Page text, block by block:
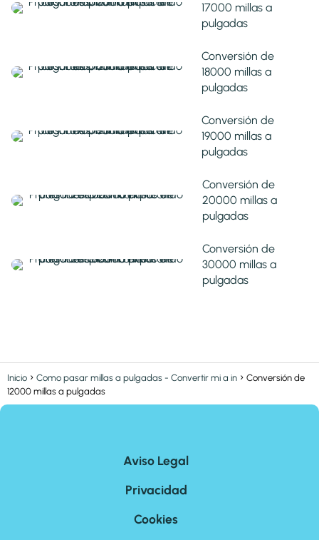
17000 millas a
pulgadas
Conversión de
18000 millas a
pulgadas
Conversión de
19000 millas a
pulgadas
Conversión de
20000 millas a
pulgadas
Conversión de
30000 millas a
pulgadas
Inicio Como pasar millas a pulgadas - Convertir mi a in
Conversión de
12000 millas a pulgadas
Aviso Legal
Privacidad
Cookies